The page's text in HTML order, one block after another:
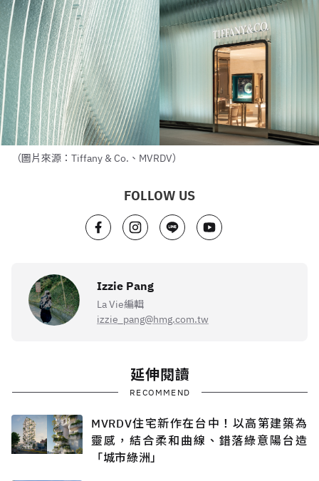
（圖片來源：Tiffany & Co.、MVRDV）
FOLLOW US
Izzie Pang
La Vie編輯
izzie_pang@hmg.com.tw
延伸閱讀
RECOMMEND
MVRDV住宅新作在台中！以高第建築為
靈感，結合柔和曲線、錯落綠意陽台造
「城市綠洲」